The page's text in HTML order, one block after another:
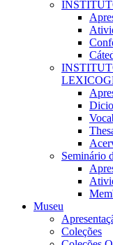
Seminário
Museu
Coleções